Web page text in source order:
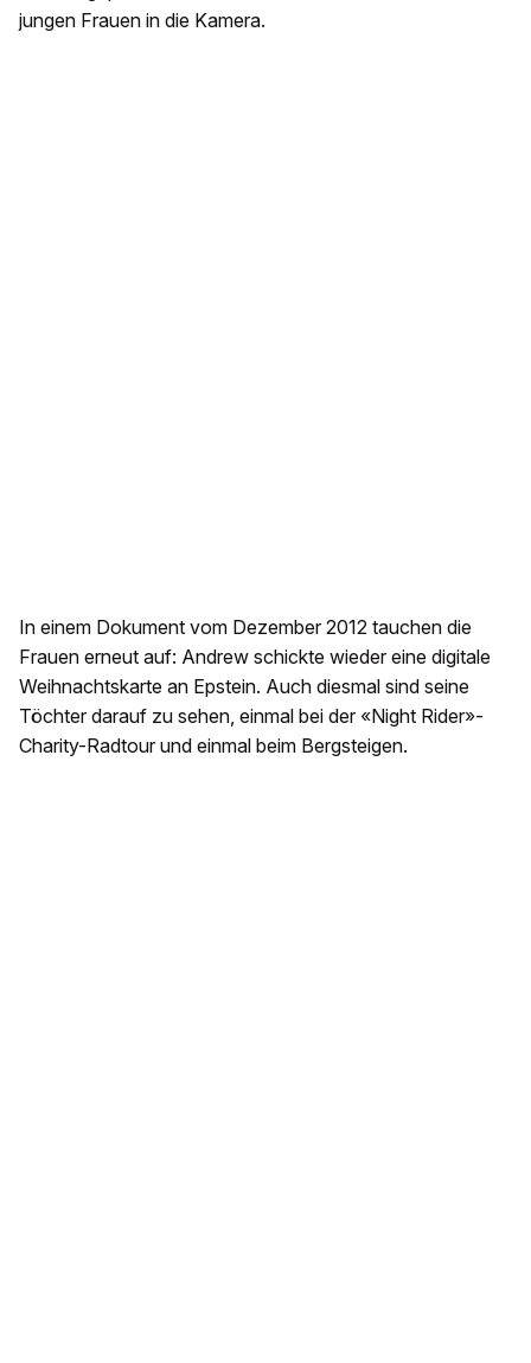
jungen Frauen in die Kamera.
In einem Dokument vom Dezember 2012 tauchen die
Frauen erneut auf: Andrew schickte wieder eine digitale
Weihnachtskarte an Epstein. Auch diesmal sind seine
Töchter darauf zu sehen, einmal bei der «Night Rider»-
Charity-Radtour und einmal beim Bergsteigen.